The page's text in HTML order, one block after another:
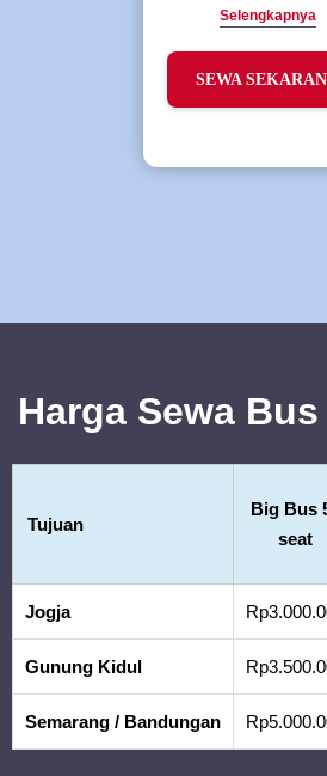
Selengkapnya
SEWA
Harga Sewa
Tujuan
Big Bus
seat
Jogja
Gunung Kidul
Semarang / Bandungan